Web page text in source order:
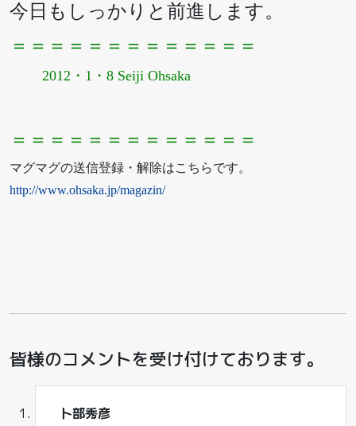
今日もしっかりと前進します。
＝＝＝＝＝＝＝＝＝＝＝＝＝
2012・1・8 Seiji Ohsaka
＝＝＝＝＝＝＝＝＝＝＝＝＝
マグマグの送信登録・解除はこちらです。
http://www.ohsaka.jp/magazin/
皆様のコメントを受け付けております。
卜部秀彦